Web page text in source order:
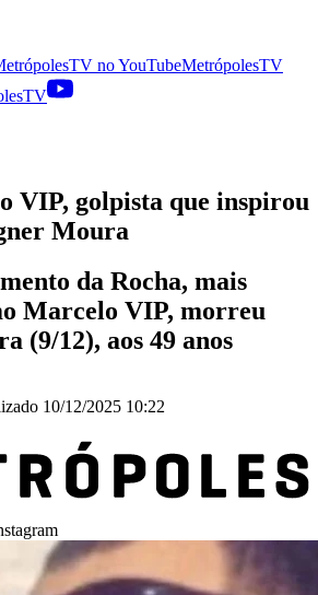
noYouTubeMetrópolesTV
VIP, golpista que inspirou
Moura
da Rocha, mais
Marcelo VIP, morreu
(9/12), aos 49 anos
10/12/2025 10:22